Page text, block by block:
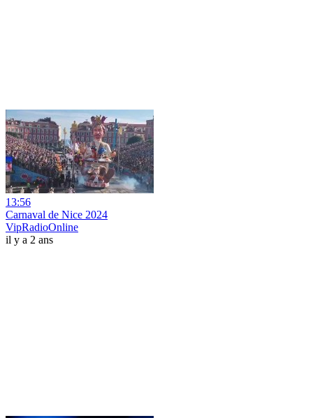
13:56
Carnaval de Nice 2024
VipRadioOnline
il y a 2 ans